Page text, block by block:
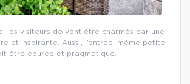
les visiteurs doivent être charmés par une
et inspirante. Aussi, l’entrée, même petite,
être épurée et pragmatique.